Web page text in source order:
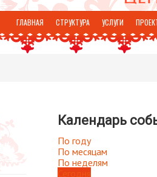
ГЛАВНАЯ СТРУКТУРА УСЛУГИ
ОТЗЫВЫ
Календарь
По году
По месяцам
По неделям